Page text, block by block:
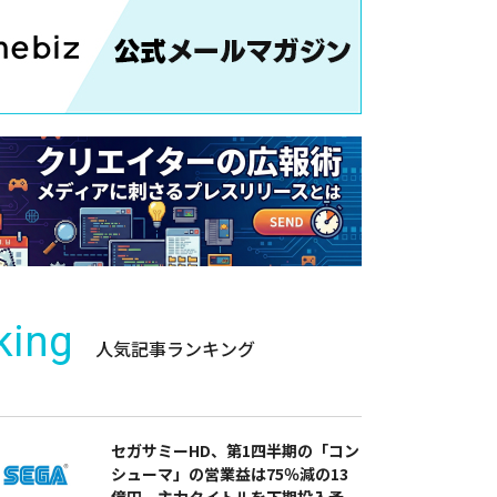
人気記事ランキング
セガサミーHD、第1四半期の「コン
シューマ」の営業益は75％減の13